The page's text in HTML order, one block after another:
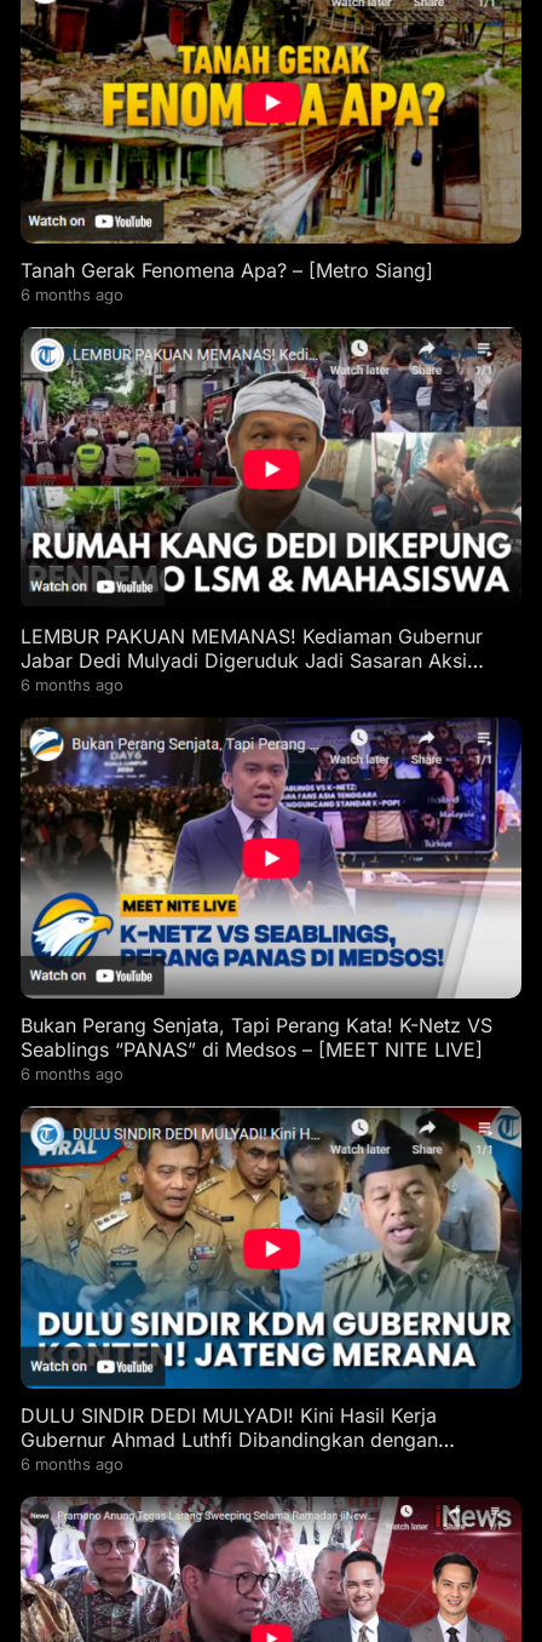
Tanah Gerak Fenomena Apa? – [Metro Siang]
6 months ago
LEMBUR PAKUAN MEMANAS! Kediaman Gubernur
Jabar Dedi Mulyadi Digeruduk Jadi Sasaran Aksi
Demo
6 months ago
Bukan Perang Senjata, Tapi Perang Kata! K-Netz VS
Seablings “PANAS” di Medsos – [MEET NITE LIVE]
6 months ago
DULU SINDIR DEDI MULYADI! Kini Hasil Kerja
Gubernur Ahmad Luthfi Dibandingkan dengan
Gubernur Jabar
6 months ago